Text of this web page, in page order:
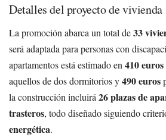
Detalles del proyecto de vivienda
La promoción abarca un total de33
será adaptada para personas con
apartamentos está estimado en 410
aquellos de dos dormitorios y490 euros
la construcción incluirá 26 plazas de
trasteros, todo diseñado siguiendo
energética.